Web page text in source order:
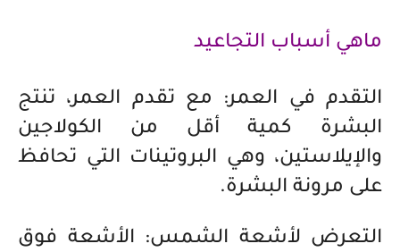
ماهي أسباب التجاعيد
التقدم في العمر: مع تقدم العمر، تنتج
البشرة كمية أقل من الكولاجين
والإيلاستين، وهي البروتينات التي تحافظ
على مرونة البشرة.
التعرض لأشعة الشمس: الأشعة فوق